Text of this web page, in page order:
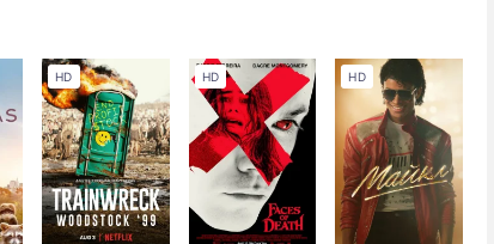
HD HD HD